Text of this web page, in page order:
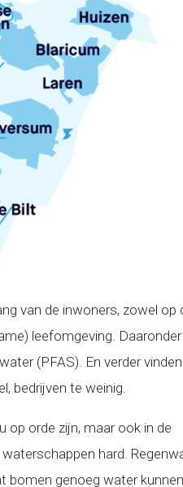
van de inwoners, zowel op
leefomgeving.
(PFAS). En verder
bedrijven te weinig.
op orde zijn, maar ook in de
hard.
bomen genoeg water kunnen